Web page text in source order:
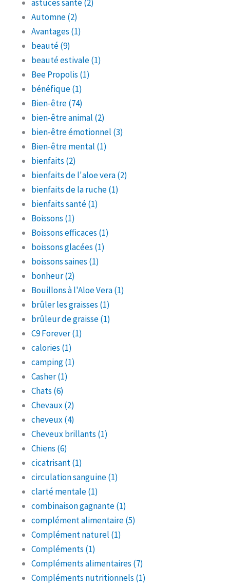
astuces santé(2)
Automne(2)
Avantages (1)
beauté(9)
beauté estivale(1)
Bee Propolis (1)
bénéfique(1)
Bien-être(74)
bien-être animal (2)
bien-être émotionnel (3)
Bien-être mental (1)
bienfaits (2)
bienfaits de l'aloe vera(2)
bienfaits de la ruche(1)
bienfaits santé(1)
Boissons (1)
Boissons efficaces (1)
boissons glacées (1)
boissons saines (1)
bonheur(2)
Bouillons à l'Aloe Vera(1)
brûler les graisses (1)
brûleur de graisse(1)
C9 Forever(1)
calories (1)
camping(1)
Casher(1)
Chats (6)
Chevaux(2)
cheveux(4)
Cheveux brillants (1)
Chiens (6)
cicatrisant(1)
circulation sanguine(1)
clarté mentale(1)
combinaison gagnante(1)
complément alimentaire(5)
Complément naturel (1)
Compléments (1)
Compléments alimentaires (7)
Compléments nutritionnels (1)